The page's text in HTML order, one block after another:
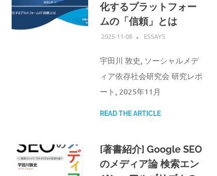
化するプラットフォー
ムの「信頼」とは
2025-11-08 ATSUSHI UDAGAWA
ESSAYS
宇田川 敦史, ソーシャルメデ
ィア依存社会研究会 研究レポ
ート, 2025年11月
READ THE ARTICLE
[著書紹介] Google SEO
のメディア論 検索エン